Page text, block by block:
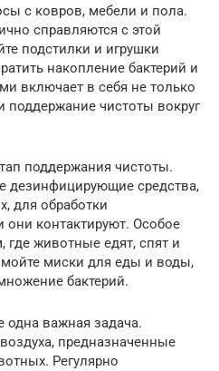
с ковров, мебели и пола.
справляются с этой
подстилки и игрушки
накопление бактерий и
включает в себя не только
поддержание чистоты вокруг
поддержания чистоты.
дезинфицирующие средства,
для обработки
они контактируют. Особое
где животные едят, спят и
мойте миски для еды и воды,
бактерий.
одна важная задача.
предназначенные
Регулярно